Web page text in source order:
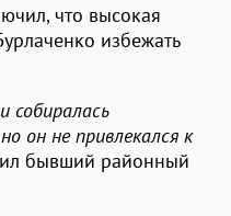
что высокая
избежать
собиралась
он не привлекался к
бывший районный